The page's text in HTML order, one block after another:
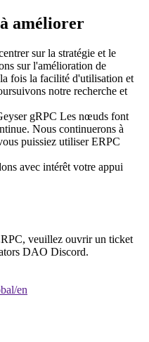
améliorer
sur la stratégie et le
sur l'amélioration de
fois la facilité d'utilisation et
notre recherche et
gRPC Les nœuds font
Nous continuerons à
puissiez utiliser ERPC
avec intérêt votre appui
veuillez ouvrir un ticket
DAO Discord.
en